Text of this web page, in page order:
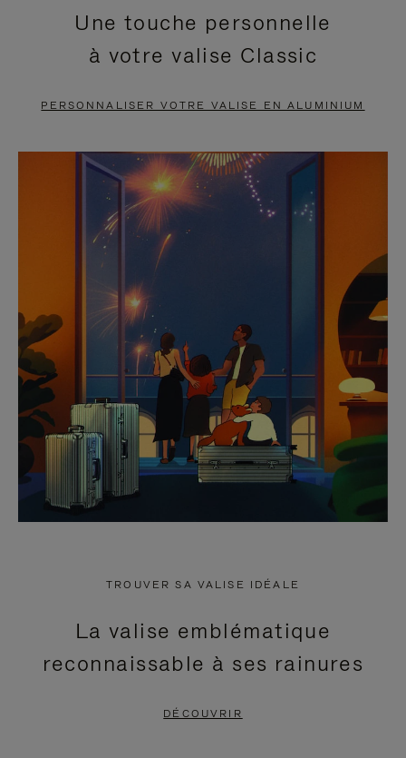
EN
PAUSE,
APPUYEZ
POUR
METTRE
PAUSE
VIDÉO
EST
DÉSACTIVÉ.
CLIQUER
POUR
RÉACTIVER
LE
SON
Une touche personnelle
à votre valise Classic
PERSONNALISER VOTRE VALISE EN ALUMINIUM
TROUVER SA VALISE IDÉALE
La valise emblématique
reconnaissable à ses rainures
DÉCOUVRIR